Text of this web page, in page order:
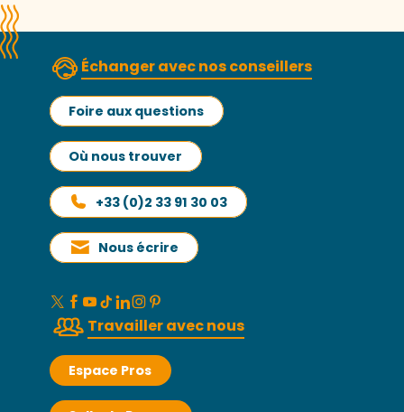
Échanger avec nos conseillers
Foire aux questions
Où nous trouver
+33 (0)2 33 91 30 03
Nous écrire
Travailler avec nous
Espace Pros